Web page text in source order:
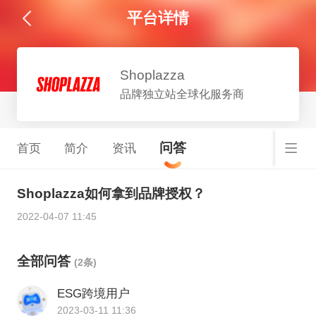
平台详情
Shoplazza
品牌独立站全球化服务商
首页 简介 资讯 问答
Shoplazza如何拿到品牌授权？
2022-04-07 11:45
全部问答 (2条)
ESG跨境用户
2023-03-11 11:36